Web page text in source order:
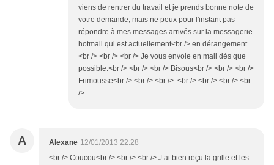
viens de rentrer du travail et je prends bonne note de
votre demande, mais ne peux pour l'instant pas
répondre à mes messages arrivés sur la messagerie
hotmail qui est actuellement<br /> en dérangement.
<br /> <br /> <br /> Je vous envoie en mail dès que
possible.<br /> <br /> <br /> Bisous<br /> <br /> <br />
Frimousse<br /> <br /> <br /> <br /> <br /> <br /> <br
/>
A Alexane 12/01/2013 22:28
<br /> Coucou<br /> <br /> <br /> J ai bien reçu la grille et les